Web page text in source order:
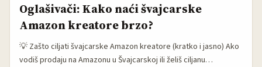
Oglašivači: Kako naći švajcarske
Amazon kreatore brzo?
💡 Zašto ciljati švajcarske Amazon kreatore (kratko i jasno) Ako
vodiš prodaju na Amazonu u Švajcarskoj ili želiš ciljanu